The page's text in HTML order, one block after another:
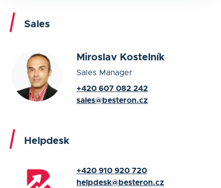
Sales
Miroslav Kostelník
Sales Manager
+420 607 082 242
sales@besteron.cz
Helpdesk
+420 910 920 720
helpdesk@besteron.cz